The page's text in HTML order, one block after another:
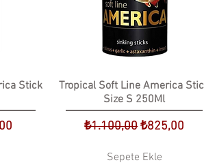
Stick
Fiyat
Tropical Soft Line America
Size S 250Ml
Normal Fiyat
₺1.100,00İndirimli Fiyat
₺825,00
Sepete Ekle